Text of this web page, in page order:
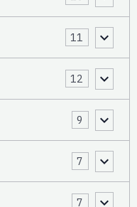
11
12
9
7
7